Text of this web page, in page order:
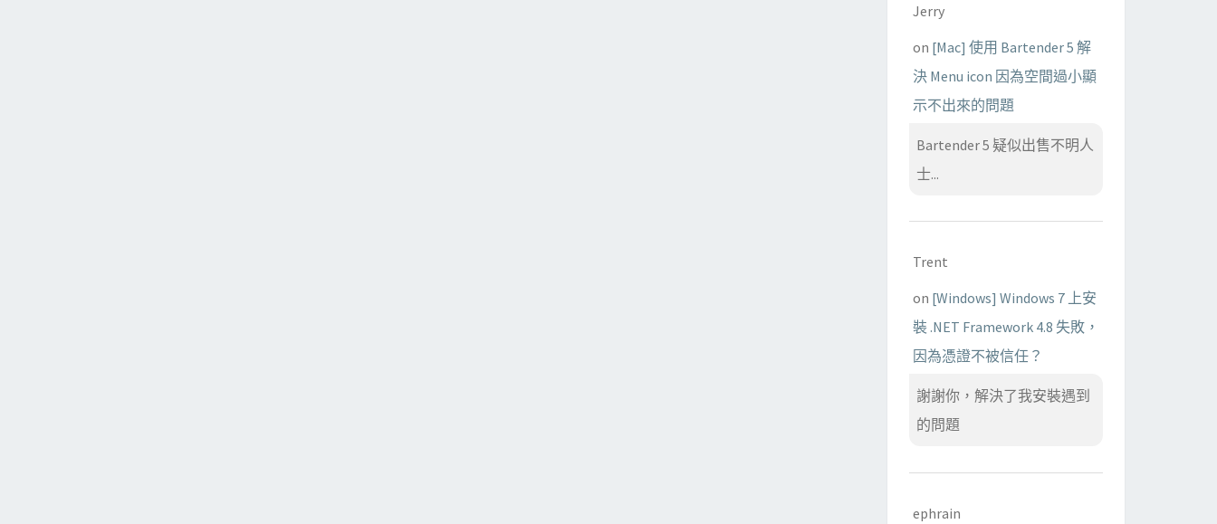
Jerry
on [Mac] 使用 Bartender 5 解
決 Menu icon 因為空間過小顯
示不出來的問題
Bartender 5 疑似出售不明人
士...
Trent
on [Windows] Windows 7 上安
裝 .NET Framework 4.8 失敗，
因為憑證不被信任？
謝謝你，解決了我安裝遇到
的問題
ephrain